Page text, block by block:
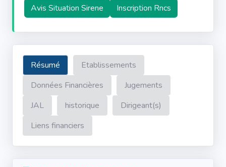
Avis Situation Sirene Inscription Rncs
Résumé
Etablissements
Données Financières
Jugements
JAL
historique
Dirigeant(s)
Liens financiers